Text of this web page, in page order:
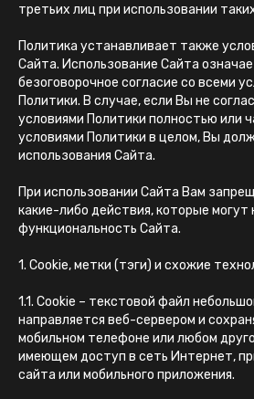
третьих лиц при использовании
Политика устанавливает также
Сайта. Использование Сайта
безоговорочное согласие со всеми
Политики. В случае, если Вы не
условиями Политики полностью или
условиями Политики в целом, Вы
использования Сайта.
При использовании Сайта Вам
какие-либо действия, которые могут
функциональность Сайта.
1. Cookie, метки (тэги) и схожие
1.1. Cookie – текстовой файл
направляется веб-сервером и
мобильном телефоне или любом
имеющем доступ в сеть Интернет,
сайта или мобильного приложения.